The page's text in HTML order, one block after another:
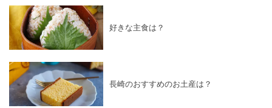
好きな主食は？
長崎のおすすめのお土産は？